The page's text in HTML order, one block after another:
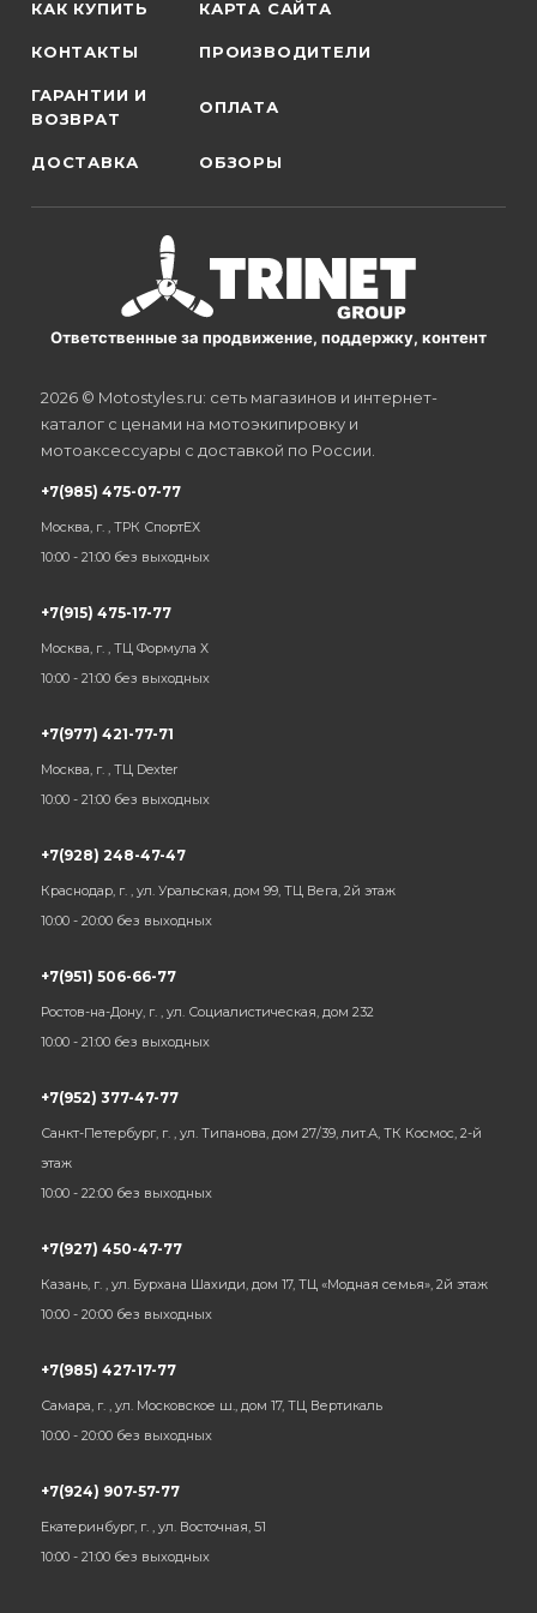
КАК КУПИТЬ КАРТА САЙТА
КОНТАКТЫ ПРОИЗВОДИТЕЛИ
ГАРАНТИИ И
ВОЗВРАТ
ОПЛАТА
ДОСТАВКА ОБЗОРЫ
Ответственные за продвижение, поддержку, контент
2026 © Motostyles.ru: сеть магазинов и интернет-
каталог с ценами на мотоэкипировку и
мотоаксессуары с доставкой по России.
+7(985) 475-07-77
Москва, г. , ТРК СпортЕХ
10:00 - 21:00 без выходных
+7(915) 475-17-77
Москва, г. , ТЦ Формула Х
10:00 - 21:00 без выходных
+7(977) 421-77-71
Москва, г. , ТЦ Dexter
10:00 - 21:00 без выходных
+7(928) 248-47-47
Краснодар, г. , ул. Уральская, дом 99, ТЦ Вега, 2й этаж
10:00 - 20:00 без выходных
+7(951) 506-66-77
Ростов-на-Дону, г. , ул. Социалистическая, дом 232
10:00 - 21:00 без выходных
+7(952) 377-47-77
Санкт-Петербург, г. , ул. Типанова, дом 27/39, лит.А, ТК Космос, 2-й
этаж
10:00 - 22:00 без выходных
+7(927) 450-47-77
Казань, г. , ул. Бурхана Шахиди, дом 17, ТЦ «Модная семья», 2й этаж
10:00 - 20:00 без выходных
+7(985) 427-17-77
Самара, г. , ул. Московское ш., дом 17, ТЦ Вертикаль
10:00 - 20:00 без выходных
+7(924) 907-57-77
Екатеринбург, г. , ул. Восточная, 51
10:00 - 21:00 без выходных